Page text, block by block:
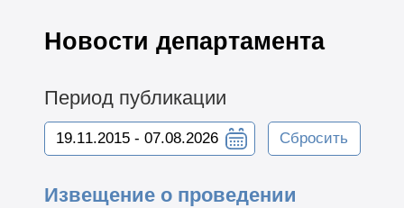
Новости департамента
Период публикации
Сбросить
Извещение о проведении